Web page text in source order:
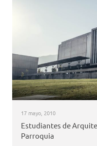
17 mayo, 2010
Estudiantes de
Parroquia